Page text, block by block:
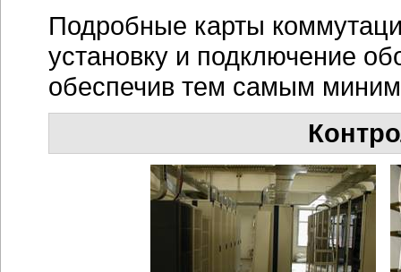
Подробные карты
установку и подключение
обеспечив тем самым